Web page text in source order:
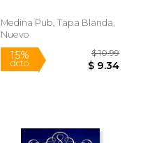
Medina Pub, Tapa Blanda,
Nuevo